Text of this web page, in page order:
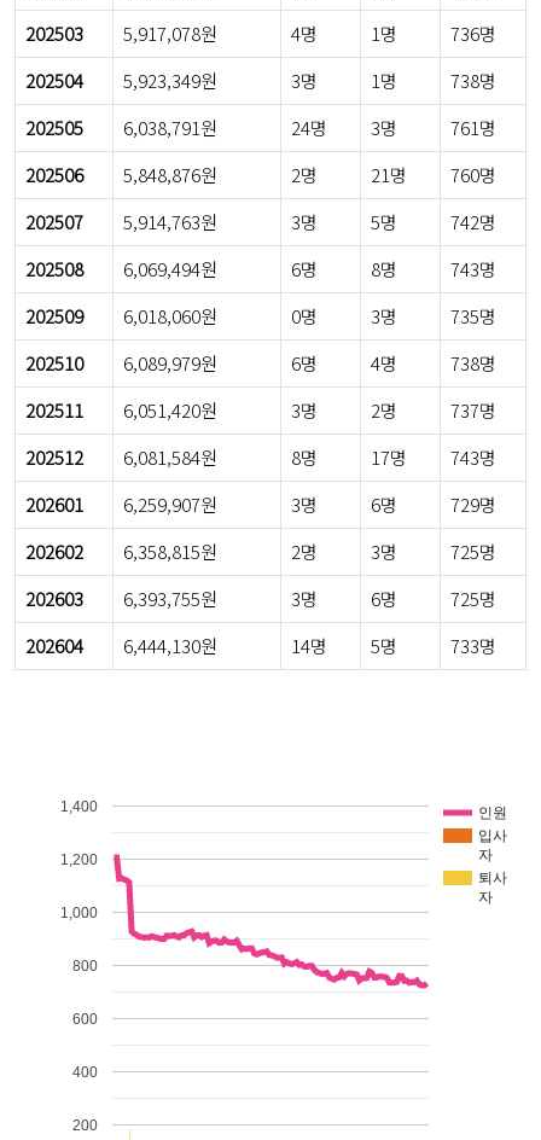
202503
5,917,078원 4명 1명
736명
202504
5,923,349원 3명 1명
738명
202505
6,038,791원 24명 3명
761명
202506
5,848,876원 2명 21명
760명
202507
5,914,763원 3명 5명
742명
202508
6,069,494원 6명 8명
743명
202509
6,018,060원 0명 3명
735명
202510
6,089,979원 6명 4명
738명
202511
6,051,420원 3명 2명
737명
202512
6,081,584원 8명 17명
743명
202601
6,259,907원 3명 6명
729명
202602
6,358,815원 2명 3명
725명
202603
6,393,755원 3명 6명
725명
202604
6,444,130원 14명 5명 733명
인원
입사
자
퇴사
자
200
400
600
800
1,000
1,200
1,400